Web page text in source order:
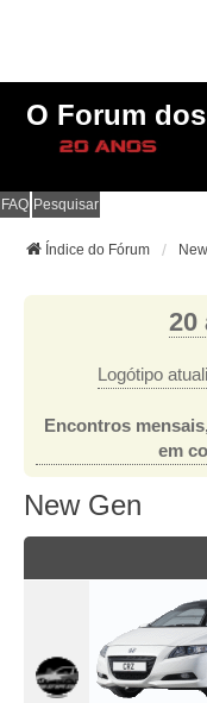
O Forum
FAQ Pesquisar
Índice do Fórum
20
Logótipo
Encontros
em
New Gen